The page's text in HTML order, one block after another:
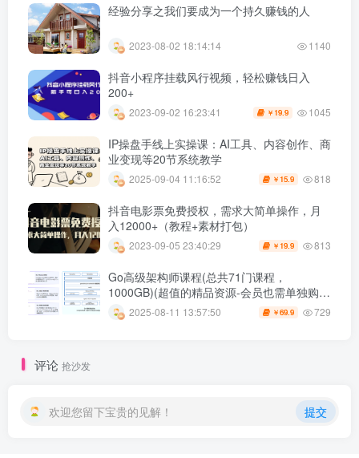
经验分享之我们要成为一个持久赚钱的人
2023-08-02 18:14:14 1140
抖音小程序挂载风行视频，轻松赚钱日入
200+
2023-09-02 16:23:41 ￥ 19.9 1045
IP操盘手线上实操课：AI工具、内容创作、商
业变现等20节系统教学
2025-09-04 11:16:52 ￥ 15.9 818
抖音电影票免费授权，需求大简单操作，月
入12000+（教程+素材打包）
2023-09-05 23:40:29 ￥ 19.9 813
Go高级架构师课程(总共71门课程，
1000GB)(超值的精品资源-会员也需单独购买
哦)
2025-08-11 13:57:50 ￥69.9 729
评论 抢沙发
欢迎您留下宝贵的见解！ 提交